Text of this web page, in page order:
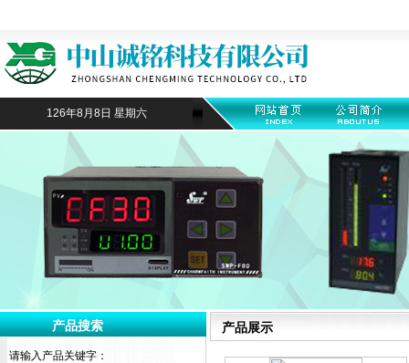
126年8月8日 星期六
产品搜索
请输入产品关键字：
产品展示